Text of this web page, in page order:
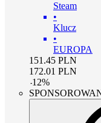
Steam
•
Klucz
•
EUROPA
151.45 PLN
172.01 PLN
-12%